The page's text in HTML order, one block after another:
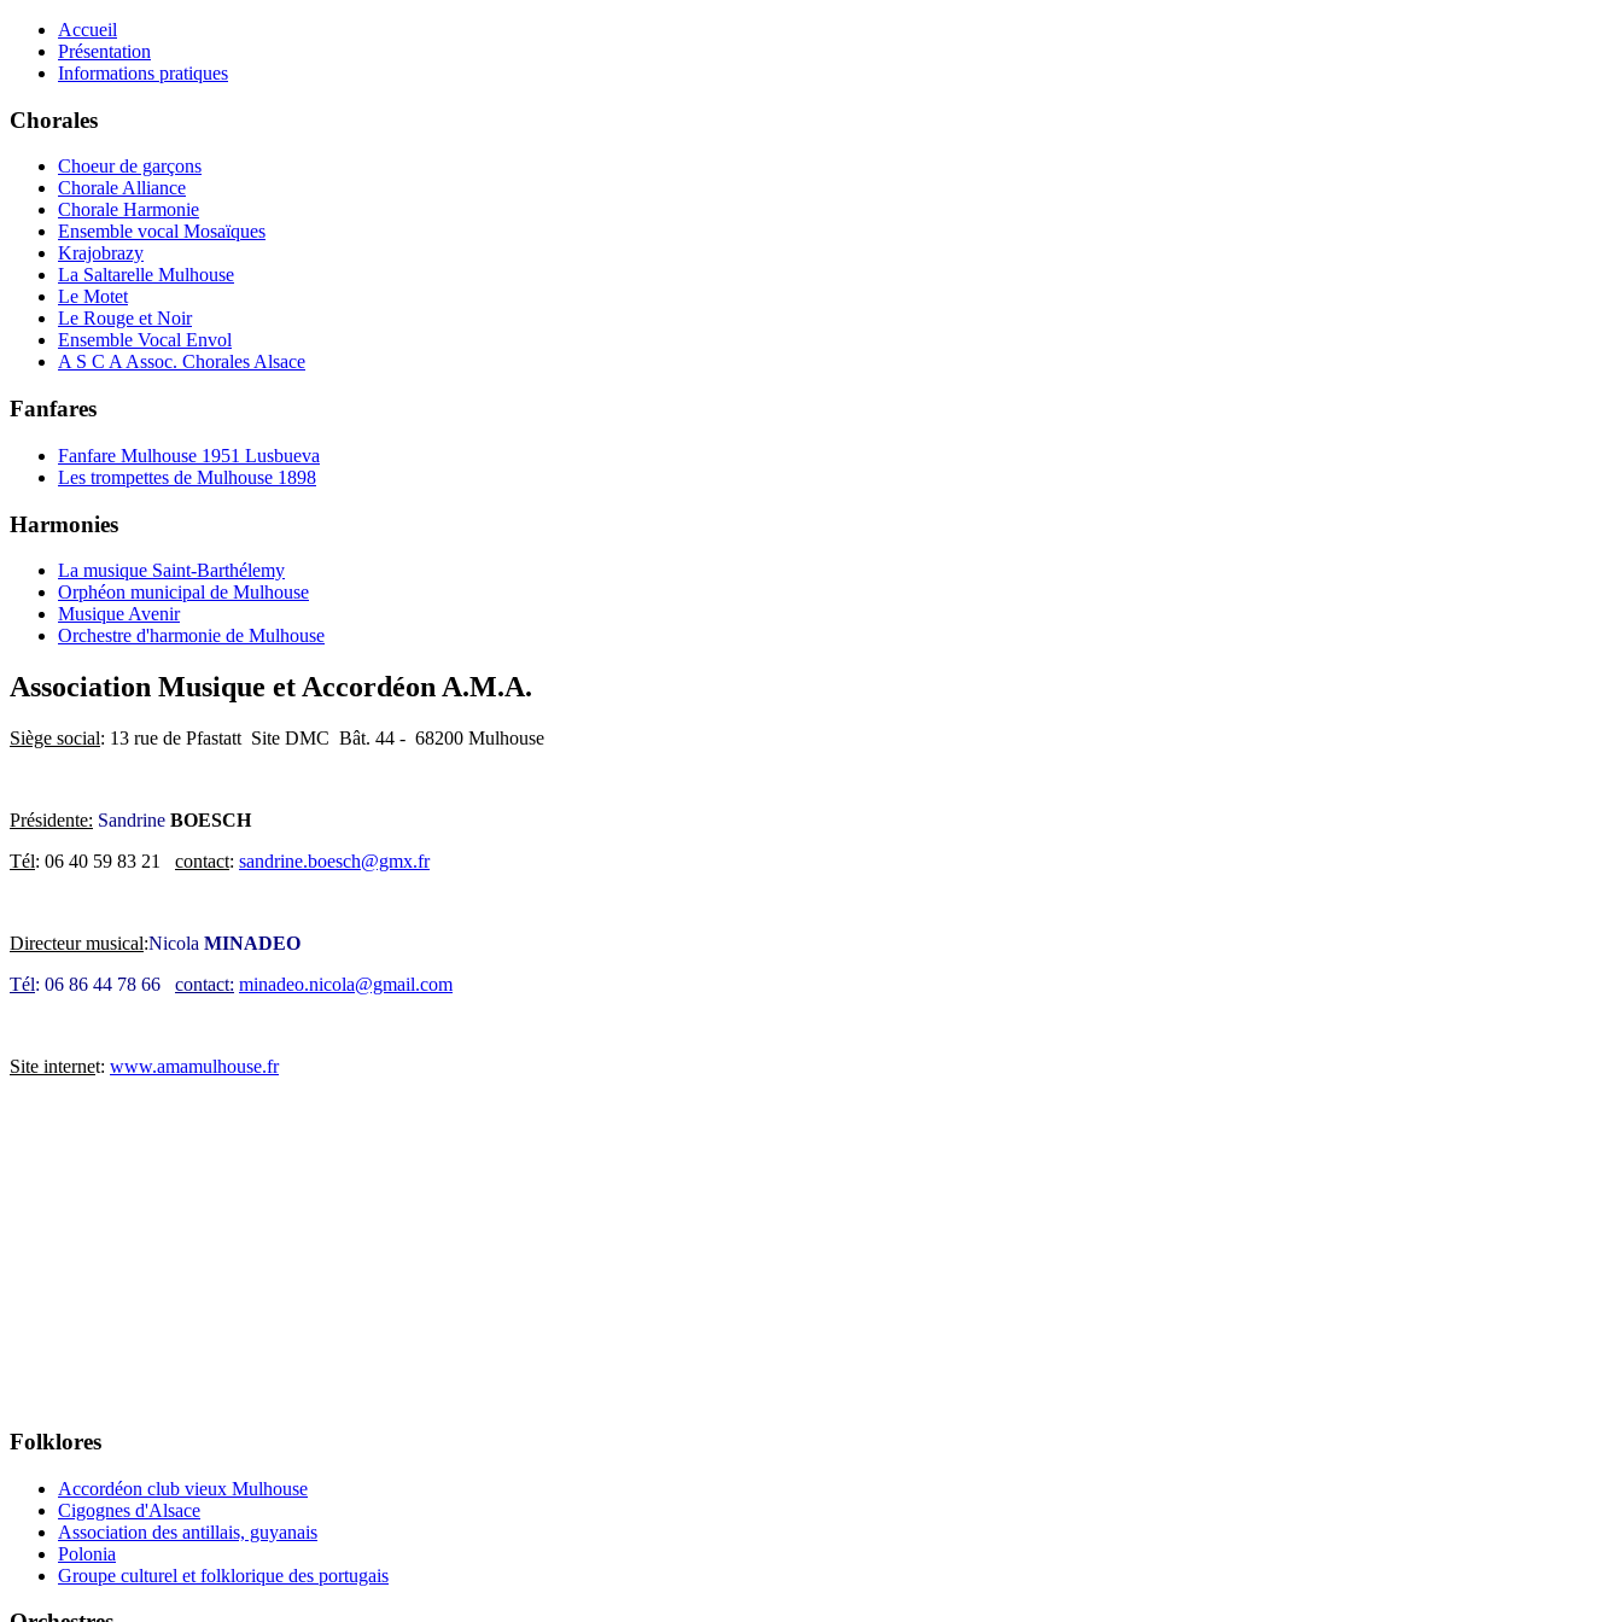
Accueil
Présentation
Informations pratiques
Chorales
Choeur de garçons
Chorale Alliance
Chorale Harmonie
Ensemble vocal Mosaïques
Krajobrazy
La Saltarelle Mulhouse
Le Motet
Le Rouge et Noir
Ensemble Vocal Envol
A S C A Assoc. Chorales Alsace
Fanfares
Fanfare Mulhouse 1951 Lusbueva
Les trompettes de Mulhouse 1898
Harmonies
La musique Saint-Barthélemy
Orphéon municipal de Mulhouse
Musique Avenir
Orchestre d'harmonie de Mulhouse
Association Musique et Accordéon A.M.A.
Siège social: 13 rue de Pfastatt Site DMC Bât. 44 - 68200 Mulhouse
Présidente: Sandrine BOESCH
Tél: 06 40 59 83 21 contact: sandrine.boesch@gmx.fr
Directeur musical:Nicola MINADEO
Tél: 06 86 44 78 66 contact: minadeo.nicola@gmail.com
Site internet: www.amamulhouse.fr
Folklores
Accordéon club vieux Mulhouse
Cigognes d'Alsace
Association des antillais, guyanais
Polonia
Groupe culturel et folklorique des portugais